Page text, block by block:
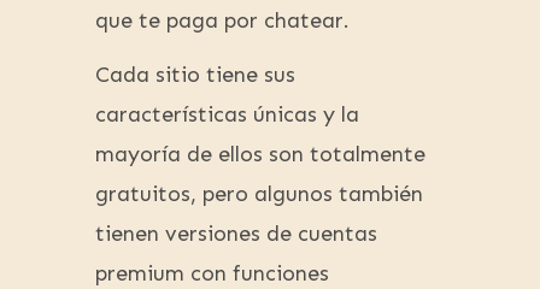
que te paga por chatear.
Cada sitio tiene sus
características únicas y la
mayoría de ellos son totalmente
gratuitos, pero algunos también
tienen versiones de cuentas
premium con funciones